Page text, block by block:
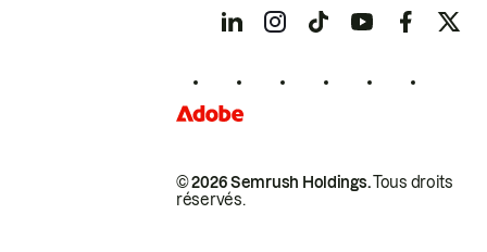
© 2026 Semrush Holdings.Tous droits
réservés.